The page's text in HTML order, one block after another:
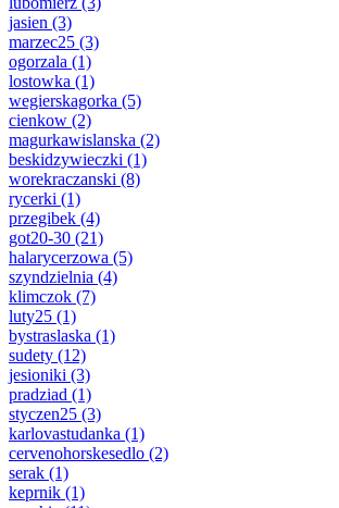
jasien (3)
marzec25 (3)
ogorzala (1)
lostowka (1)
wegierskagorka (5)
cienkow (2)
magurkawislanska (2)
beskidzywieczki (1)
worekraczanski (8)
rycerki (1)
przegibek (4)
got20-30 (21)
halarycerzowa (5)
szyndzielnia (4)
klimczok (7)
luty25 (1)
bystraslaska (1)
sudety (12)
jesioniki (3)
pradziad (1)
styczen25 (3)
karlovastudanka (1)
cervenohorskesedlo (2)
serak (1)
keprnik (1)